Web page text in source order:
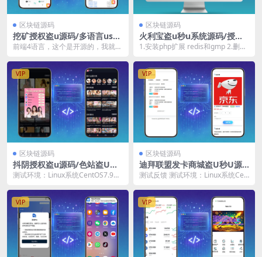
区块链源码
挖矿授权盗u源码/多语言usdt
盗U秒U系统源码/附带搭建教
前端4语言，这个是开源的，我就不
区块链源码
火利宝盗u秒u系统源码/授权
盗u系统盗usdt源码/usdt空
教程
1.安装php扩展 redis和gmp 2.删除
VIP
区块链源码
抖阴授权盗u源码/色站盗U源
码/前端HTML/支付vue/后端
测试环境：Linux系统CentOS7.9、
VIP
区块链源码
迪拜联盟发卡商城盗U秒U源
码/域名防封+TG通知/前端ht
测试反馈 测试环境：Linux系统Cen
VIP VIP